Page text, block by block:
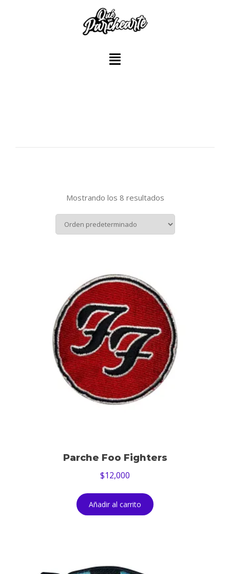
Mostrando los 8 resultados
Parche Foo Fighters
$12,000
Añadir al carrito